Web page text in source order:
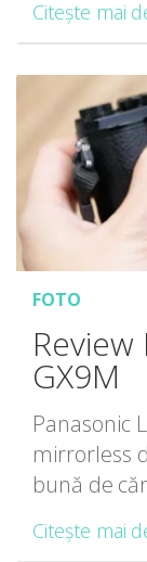
de la
Citește mai
FOTO
GX9M
Panasonic
mirrorless
bună de
nu vrei să
Citește mai